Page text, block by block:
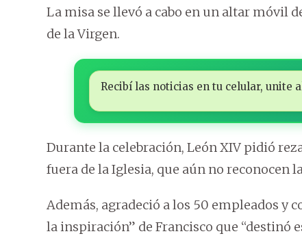
La misa se llevó a cabo en un altar móvil
de la Virgen.
Recibí las noticias en tu celular, unite
Durante la celebración, León XIV pidió
fuera de la Iglesia, que aún no reconocen
Además, agradeció a los 50 empleados y
la inspiración” de Francisco que “destinó